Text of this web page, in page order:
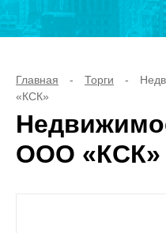
Главная - Торги -
«КСК»
ООО «КСК»